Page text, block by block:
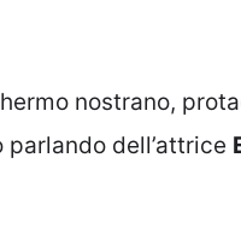
nostrano,
dell’attrice